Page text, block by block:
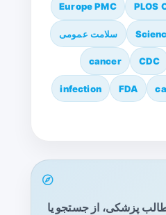
PLOS
Europe PMC
سلامت عمومی
CDC
cancer
FDA
infection
پزشکی، از جستجو یا